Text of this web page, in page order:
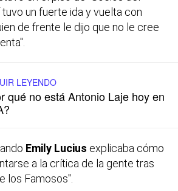
un fuerte ida y vuelta con
de frente le dijo que no le cree
LEYENDO
qué no está Antonio Laje hoy en
Emily Lucius explicaba cómo
a la crítica de la gente tras
los Famosos".